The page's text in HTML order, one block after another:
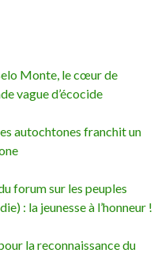
Monte, le cœur de
vague d’écocide
autochtones franchit un
forum sur les peuples
: la jeunesse à l’honneur !
la reconnaissance du